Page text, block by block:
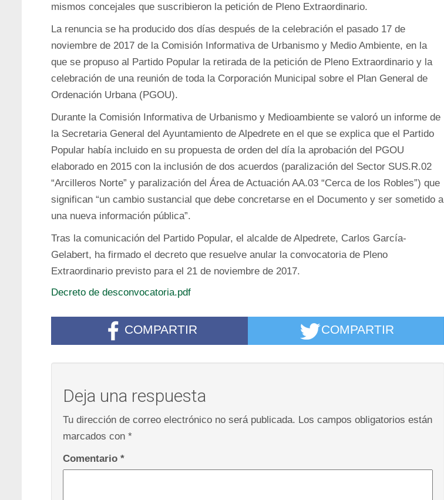
mismos concejales que suscribieron la petición de Pleno Extraordinario.
La renuncia se ha producido dos días después de la celebración el pasado 17 de
noviembre de 2017 de la Comisión Informativa de Urbanismo y Medio Ambiente, en la
que se propuso al Partido Popular la retirada de la petición de Pleno Extraordinario y la
celebración de una reunión de toda la Corporación Municipal sobre el Plan General de
Ordenación Urbana (PGOU).
Durante la Comisión Informativa de Urbanismo y Medioambiente se valoró un informe de
la Secretaria General del Ayuntamiento de Alpedrete en el que se explica que el Partido
Popular había incluido en su propuesta de orden del día la aprobación del PGOU
elaborado en 2015 con la inclusión de dos acuerdos (paralización del Sector SUS.R.02
“Arcilleros Norte” y paralización del Área de Actuación AA.03 “Cerca de los Robles”) que
significan “un cambio sustancial que debe concretarse en el Documento y ser sometido a
una nueva información pública”.
Tras la comunicación del Partido Popular, el alcalde de Alpedrete, Carlos García-
Gelabert, ha firmado el decreto que resuelve anular la convocatoria de Pleno
Extraordinario previsto para el 21 de noviembre de 2017.
Decreto de desconvocatoria.pdf
COMPARTIR COMPARTIR
Deja una respuesta
Tu dirección de correo electrónico no será publicada. Los campos obligatorios están
marcados con *
Comentario *